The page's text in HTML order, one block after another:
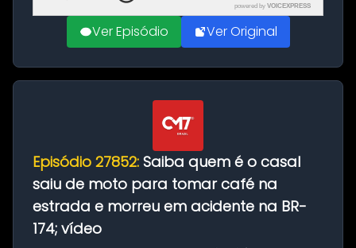
powered by VOICEXPRESS
Ver Episódio Ver Original
Episódio 27852: Saiba quem é o casal
saiu de moto para tomar café na
estrada e morreu em acidente na BR-
174; vídeo